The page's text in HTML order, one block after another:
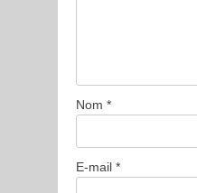
Nom *
E-mail *